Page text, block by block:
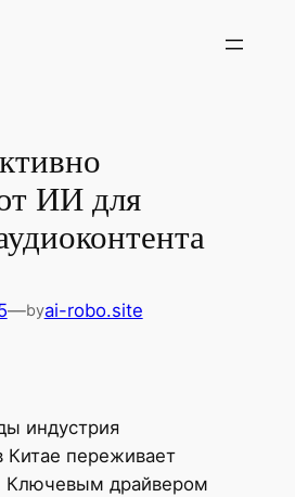
ИИ для
—byai-robo.site
индустрия
Китае переживает
Ключевым драйвером